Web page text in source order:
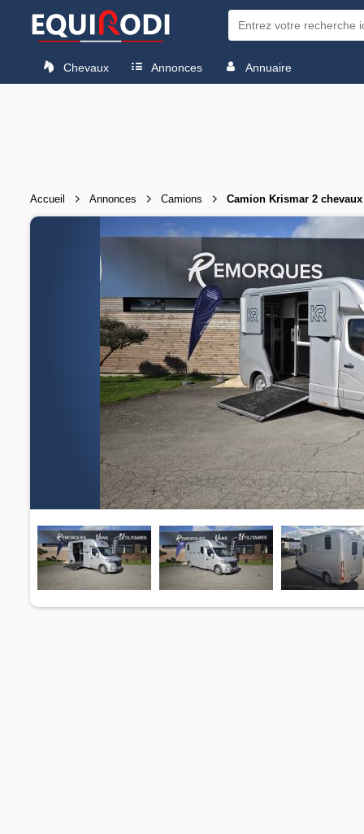
Chevaux Annonces Annuaire
Accueil Annonces Camions Camion Krismar 2